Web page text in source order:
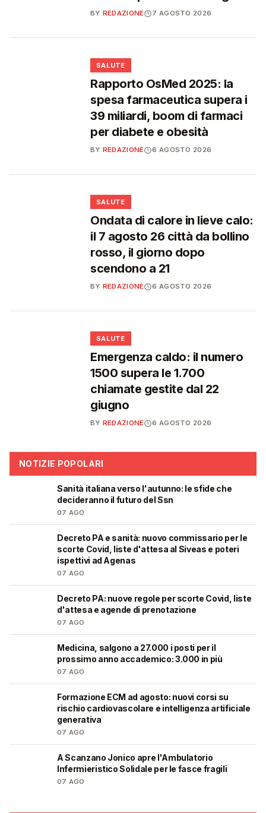
BY REDAZIONE 7 AGOSTO 2026
SALUTE
Rapporto OsMed 2025: la
spesa farmaceutica supera i
39 miliardi, boom di farmaci
per diabete e obesità
BY REDAZIONE 6 AGOSTO 2026
SALUTE
Ondata di calore in lieve calo:
il 7 agosto 26 città da bollino
rosso, il giorno dopo
scendono a 21
BY REDAZIONE 6 AGOSTO 2026
SALUTE
Emergenza caldo: il numero
1500 supera le 1.700
chiamate gestite dal 22
giugno
BY REDAZIONE 6 AGOSTO 2026
NOTIZIE POPOLARI
Sanità italiana verso l'autunno: le sfide che
decideranno il futuro del Ssn
07 AGO
Decreto PA e sanità: nuovo commissario per le
scorte Covid, liste d'attesa al Siveas e poteri
ispettivi ad Agenas
07 AGO
Decreto PA: nuove regole per scorte Covid, liste
d'attesa e agende di prenotazione
07 AGO
Medicina, salgono a 27.000 i posti per il
prossimo anno accademico: 3.000 in più
07 AGO
Formazione ECM ad agosto: nuovi corsi su
rischio cardiovascolare e intelligenza artificiale
generativa
07 AGO
A Scanzano Jonico apre l'Ambulatorio
Infermieristico Solidale per le fasce fragili
07 AGO